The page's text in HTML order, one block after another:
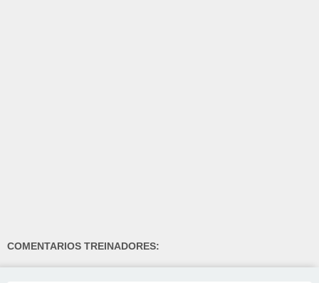
COMENTARIOS TREINADORES: